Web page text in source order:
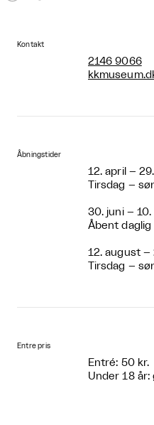
Kontakt
2146 9066
Åbningstider
12. april –
Tirsdag –
30. juni –
Åbent daglig
12. august –
Tirsdag –
Entre pris
Entré: 50 kr.
Under 18 år: